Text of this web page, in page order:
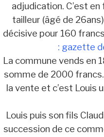
adjudication. C’est
tailleur (âgé de
décisive pour 160
: gazette
La commune vends en
somme de 2000
la vente et c’est Louis
Louis puis son fils
succession de ce